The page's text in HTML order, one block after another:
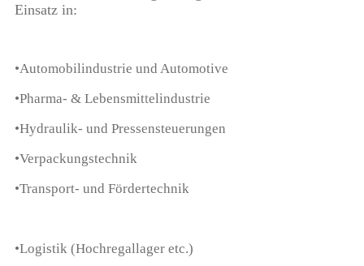
Einsatz in:
•Automobilindustrie und Automotive
•Pharma- & Lebensmittelindustrie
•Hydraulik- und Pressensteuerungen
•Verpackungstechnik
•Transport- und Fördertechnik
•Logistik (Hochregallager etc.)